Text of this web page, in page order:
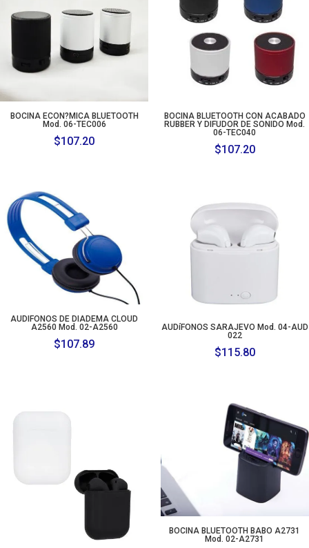
BOCINA ECON?MICA BLUETOOTH
Mod. 06-TEC006
$107.20
BOCINA BLUETOOTH CON ACABADO
RUBBER Y DIFUDOR DE SONIDO Mod.
06-TEC040
$107.20
AUDIFONOS DE DIADEMA CLOUD
A2560 Mod. 02-A2560
$107.89
AUDíFONOS SARAJEVO Mod. 04-AUD
022
$115.80
BOCINA BLUETOOTH BABO A2731
Mod. 02-A2731